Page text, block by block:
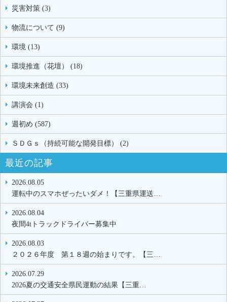
災害対策 (3)
物流について (9)
環境 (13)
環境推進（花壇） (18)
環境未来創造 (33)
講演会 (1)
週初め (587)
ＳＤＧｓ（持続可能な開発目標） (2)
最近の記事
2026.08.05
運転中のスマホぜったいダメ！【三重県運送…
2026.08.04
夜間4tトラックドライバー募集中
2026.08.03
２０２６年度 第１８週の始まりです。【三…
2026.07.29
2026夏の交通安全県民運動の結果【三重…